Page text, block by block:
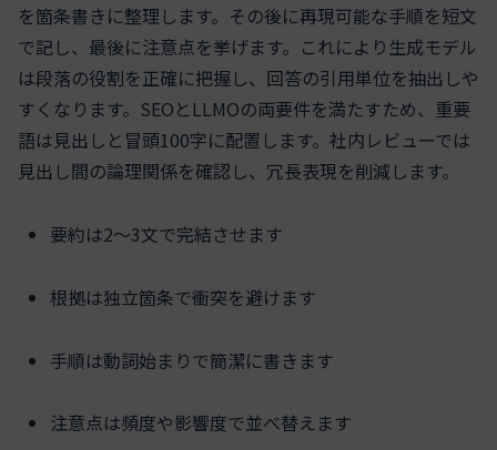
を箇条書きに整理します。その後に再現可能な手順を短文
で記し、最後に注意点を挙げます。これにより生成モデル
は段落の役割を正確に把握し、回答の引用単位を抽出しや
すくなります。SEOとLLMOの両要件を満たすため、重要
語は見出しと冒頭100字に配置します。社内レビューでは
見出し間の論理関係を確認し、冗長表現を削減します。
要約は2〜3文で完結させます
根拠は独立箇条で衝突を避けます
手順は動詞始まりで簡潔に書きます
注意点は頻度や影響度で並べ替えます